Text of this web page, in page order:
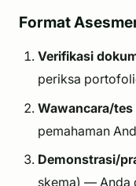
Format
Verifikasi
periksa
Wawancara/tes
pemahaman
Demonstrasi/
skema) — Anda